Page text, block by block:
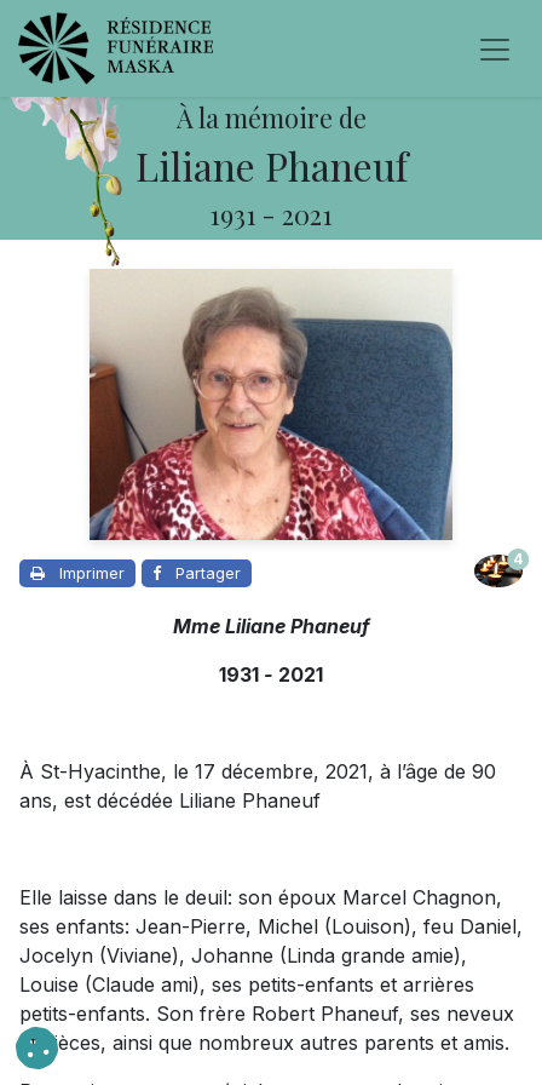
À la mémoire de
Liliane Phaneuf
1931 - 2021
Imprimer Partager
4
Mme Liliane Phaneuf
1931 - 2021
À St-Hyacinthe, le 17 décembre, 2021, à l’âge de 90
ans, est décédée Liliane Phaneuf
Elle laisse dans le deuil: son époux Marcel Chagnon,
ses enfants: Jean-Pierre, Michel (Louison), feu Daniel,
Jocelyn (Viviane), Johanne (Linda grande amie),
Louise (Claude ami), ses petits-enfants et arrières
petits-enfants. Son frère Robert Phaneuf, ses neveux
et nièces, ainsi que nombreux autres parents et amis.